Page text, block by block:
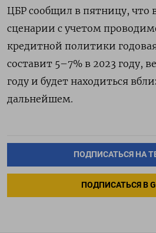
ЦБР сообщил в пятницу, что
сценарии с учетом
кредитной политики
составит 5–7% в 2023 году,
году и будет находиться
дальнейшем.
ПОДПИСАТЬСЯ НА
ПОДПИСАТЬСЯ В